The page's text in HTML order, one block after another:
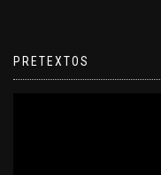
PRETEXTOS